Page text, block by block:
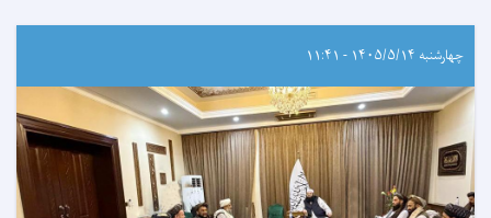
چهارشنبه ۱۴۰۵/۵/۱۴ - ۱۱:۴۱